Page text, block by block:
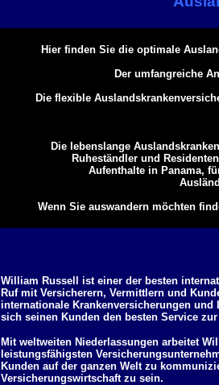
Hier finden Sie die optimale
Der umfangreiche
Die flexible
Die lebenslange
Ruheständler und
Aufenthalte in Panama,
Wenn Sie auswandern möchten
William Russell ist einer der besten
Ruf mit Versicherern, Vermittlern und
internationale Krankenversicherungen
sich seinen Kunden den besten Service
Mit weltweiten Niederlassungen arbeitet
leistungsfähigsten
Kunden auf der ganzen Welt zu
Versicherungswirtschaft zu sein.